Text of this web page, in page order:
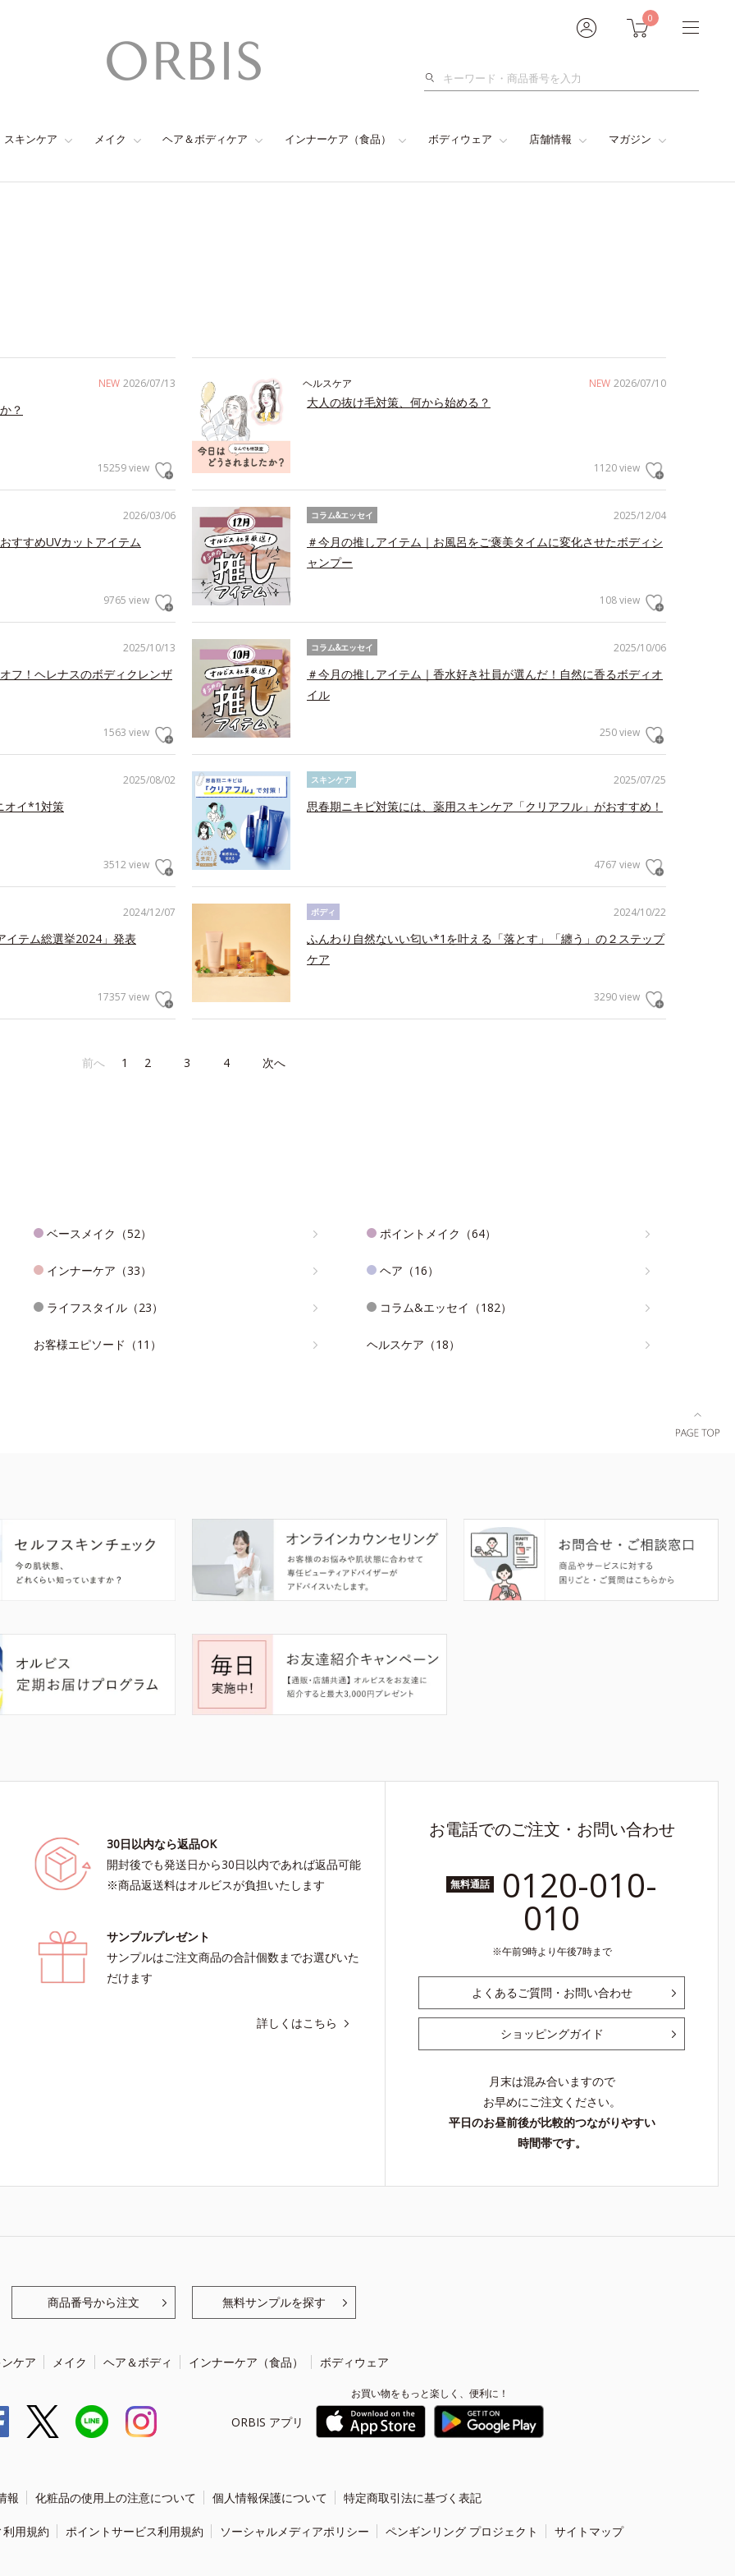
0
検
スキンケア メイク ヘア＆ボディケア インナーケア（食品） ボディウェア 店舗情報 マガジン
NEW 2026/07/13
？
15259 view
NEW 2026/07/10
ヘルスケア
大人の抜け毛対策、何から始める？
1120 view
2026/03/06
すすめUVカットアイテム
9765 view
2025/12/04
コラム&エッセイ
＃今月の推しアイテム｜お風呂をご褒美タイムに変化させたボディシ
ャンプー
108 view
2025/10/13
フ！ヘレナスのボディクレンザ
1563 view
2025/10/06
コラム&エッセイ
＃今月の推しアイテム｜香水好き社員が選んだ！自然に香るボディオ
イル
250 view
2025/08/02
オイ*1対策
3512 view
2025/07/25
スキンケア
思春期ニキビ対策には、薬用スキンケア「クリアフル」がおすすめ！
4767 view
2024/12/07
イテム総選挙2024」発表
17357 view
2024/10/22
ボディ
ふんわり自然ないい匂い*1を叶える「落とす」「纏う」の２ステップ
ケア
3290 view
前へ 1 2 3 4 次へ
ベースメイク（52） ポイントメイク（64）
インナーケア（33） ヘア（16）
ライフスタイル（23） コラム&エッセイ（182）
お客様エピソード（11） ヘルスケア（18）
30日以内なら返品OK
開封後でも発送日から30日以内であれば返品可能
※商品返送料はオルビスが負担いたします
サンプルプレゼント
サンプルはご注文商品の合計個数までお選びいた
だけます
詳しくはこちら
お電話でのご注文・お問い合わせ
無料通話 0120-010-
010
午前9時より午後7時まで
よくあるご質問・お問い合わせ
ショッピングガイド
月末は混み合いますので
お早めにご注文ください。
平日のお昼前後が比較的つながりやすい
時間帯です。
商品番号から注文 無料サンプルを探す
ケア メイク ヘア＆ボディ インナーケア（食品） ボディウェア
ORBIS アプリ
お買い物をもっと楽しく、便利に！
報 化粧品の使用上の注意について 個人情報保護について 特定商取引法に基づく表記
用規約 ポイントサービス利用規約 ソーシャルメディアポリシー ペンギンリング プロジェクト サイトマップ